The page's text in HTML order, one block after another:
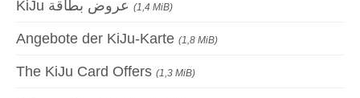
(1,4 MiB)
Angebote der KiJu-Karte (1,8 MiB)
The KiJu Card Offers (1,3 MiB)